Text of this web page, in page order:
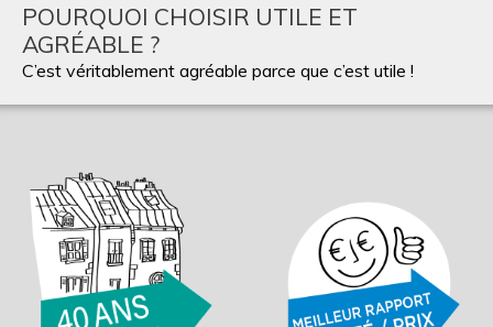
POURQUOI CHOISIR UTILE ET
AGRÉABLE ?
C’est véritablement agréable parce que c’est utile !